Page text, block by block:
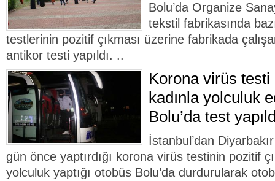
Bolu’da Organize
tekstil fabrikasında
testlerinin pozitif çıkması üzerine fabrikada
antikor testi yapıldı. ..
Korona virüs testi
kadınla yolculuk
Bolu’da test
İstanbul’dan
gün önce yaptırdığı korona virüs testinin pozitif
yolculuk yaptığı otobüs Bolu’da durdurularak